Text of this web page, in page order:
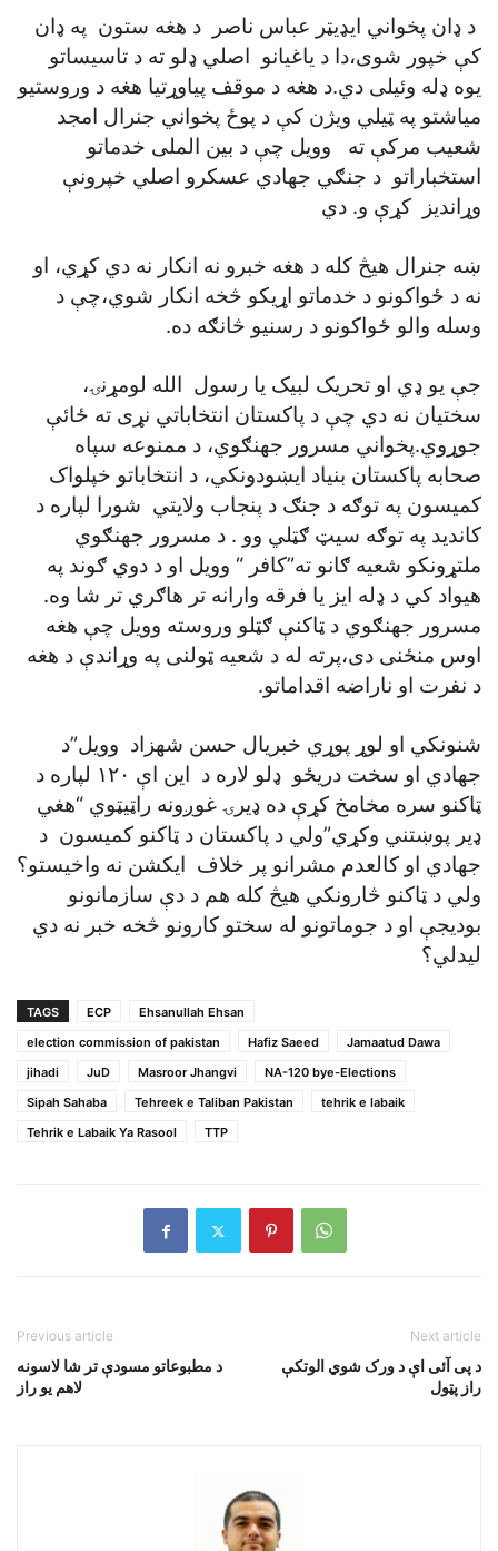
د ډان پخواني ايډيټر عباس ناصر د هغه ستون په ډان
کې خپور شوی،دا د ياغيانو اصلي ډلو ته د تاسيساتو
يوه ډله وئيلی دي.د هغه د موقف پياوړتيا هغه د وروستيو
مياشتو په ټيلي ويژن کې د پوځ پخواني جنرال امجد
شعيب مرکې ته وويل چې د بين الملی خدماتو
استخباراتو د جنګي جهادي عسکرو اصلي خپرونې
وړانديز کړې و. دي
ښه جنرال هيڅ کله د هغه خبرو نه انکار نه دي کړي، او
نه د ځواکونو د خدماتو اړيکو څخه انکار شوي،چې د
وسله والو ځواکونو د رسنيو څانګه ده.
جې يو ډي او تحريک لبيک يا رسول الله لومړنۍ،
سختيان نه دي چې د پاکستان انتخاباتي نړی ته ځائې
جوړوي.پخواني مسرور جهنګوي، د ممنوعه سپاه
صحابه پاکستان بنياد ايښودونکي، د انتخاباتو خپلواک
کميسون په توګه د جنګ د پنجاب ولايتي شورا لپاره د
کانديد په توګه سيټ ګټلي وو . د مسرور جهنګوي
ملتړونکو شعيه ګانو ته”کافر “ وويل او د دوي ګوند په
هيواد کي د ډله ايز يا فرقه وارانه تر هاګري تر شا وه.
مسرور جهنګوي د ټاکنې ګټلو وروسته وويل چې هغه
اوس منځنی دی،پرته له د شعيه ټولنی په وړاندې د هغه
د نفرت او ناراضه اقداماتو.
شنونکي او لوړ پوړي خبريال حسن شهزاد وويل”د
جهادي او سخت دريځو ډلو لاره د اين اې ۱۲۰ لپاره د
ټاکنو سره مخامخ کړې ده ډيرۍ غوږونه راټيټوي “هغي
ډير پوښتني وکړي”ولي د پاکستان د ټاکنو کميسون د
جهادي او کالعدم مشرانو پر خلاف ايکشن نه واخيستو؟
ولي د ټاکنو څارونکي هيڅ کله هم د دې سازمانونو
بوديجې او د جوماتونو له سختو کارونو څخه خبر نه دي
ليدلي؟
TAGS ECP
Ehsanullah Ehsan
election commission of pakistan
Hafiz Saeed
Jamaatud Dawa
jihadi
JuD Masroor Jhangvi
NA-120 bye-Elections
Sipah Sahaba
Tehreek e Taliban Pakistan
tehrik e labaik
Tehrik e Labaik Ya Rasool
TTP
Previous article
د مطبوعاتو مسودې تر شا لاسونه
لاهم يو راز
Next article
د پی آئی اې د ورک شوي الوتکې
راز پټول